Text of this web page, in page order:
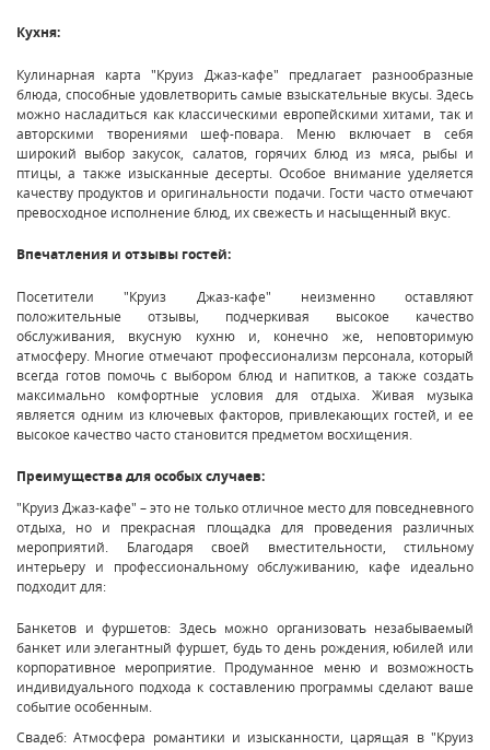
Кухня:
Кулинарная карта "Круиз Джаз-кафе" предлагает разнообразные
блюда, способные удовлетворить самые взыскательные вкусы. Здесь
можно насладиться как классическими европейскими хитами, так и
авторскими творениями шеф-повара. Меню включает в себя
широкий выбор закусок, салатов, горячих блюд из мяса, рыбы и
птицы, а также изысканные десерты. Особое внимание уделяется
качеству продуктов и оригинальности подачи. Гости часто отмечают
превосходное исполнение блюд, их свежесть и насыщенный вкус.
Впечатления и отзывы гостей:
Посетители "Круиз Джаз-кафе" неизменно оставляют
положительные отзывы, подчеркивая высокое качество
обслуживания, вкусную кухню и, конечно же, неповторимую
атмосферу. Многие отмечают профессионализм персонала, который
всегда готов помочь с выбором блюд и напитков, а также создать
максимально комфортные условия для отдыха. Живая музыка
является одним из ключевых факторов, привлекающих гостей, и ее
высокое качество часто становится предметом восхищения.
Преимущества для особых случаев:
"Круиз Джаз-кафе" – это не только отличное место для повседневного
отдыха, но и прекрасная площадка для проведения различных
мероприятий. Благодаря своей вместительности, стильному
интерьеру и профессиональному обслуживанию, кафе идеально
подходит для:
Банкетов и фуршетов: Здесь можно организовать незабываемый
банкет или элегантный фуршет, будь то день рождения, юбилей или
корпоративное мероприятие. Продуманное меню и возможность
индивидуального подхода к составлению программы сделают ваше
событие особенным.
Свадеб: Атмосфера романтики и изысканности, царящая в "Круиз